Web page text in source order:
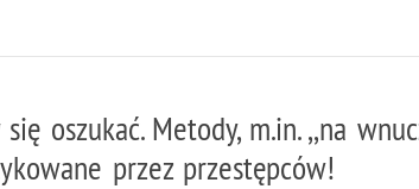
oszukać. Metody, m.in. ,,na
przez przestępców!